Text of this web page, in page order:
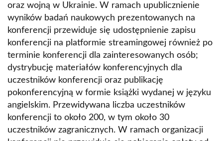
oraz wojną w Ukrainie. W ramach upublicznienie
wyników badań naukowych prezentowanych na
konferencji przewiduje się udostępnienie zapisu
konferencji na platformie streamingowej również po
terminie konferencji dla zainteresowanych osób;
dystrybucję materiałów konferencyjnych dla
uczestników konferencji oraz publikację
pokonferencyjną w formie książki wydanej w języku
angielskim. Przewidywana liczba uczestników
konferencji to około 200, w tym około 30
uczestników zagranicznych. W ramach organizacji